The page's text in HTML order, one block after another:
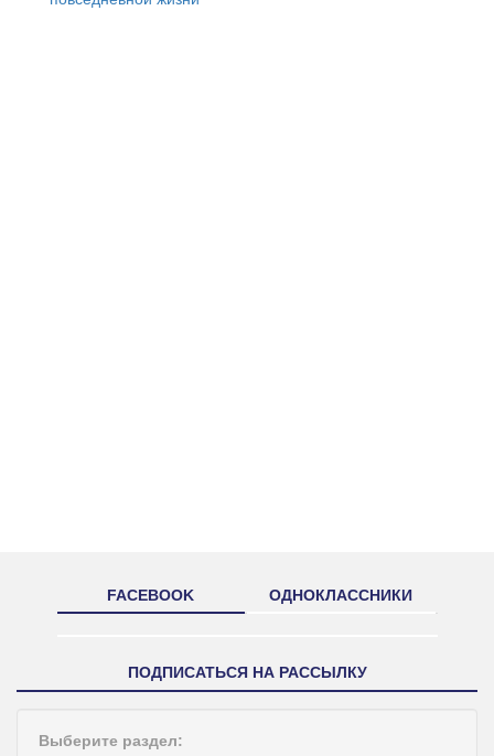
FACEBOOK ОДНОКЛАССНИКИ
ПОДПИСАТЬСЯ НА РАССЫЛКУ
Выберите раздел: